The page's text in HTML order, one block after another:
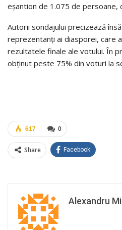
eșantion de 1.075 de persoane,
Autorii sondajului precizează
reprezentanți ai diasporei, care
rezultatele finale ale votului. În
obținut peste 75% din voturi la
0
617
Share Facebook
Alexandru